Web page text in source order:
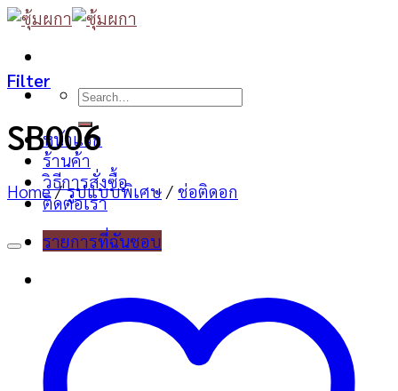
Skip
content
Search
หน้าแรก
ร้านค้า
วิธีการสั่งซื้อ
ติดต่อเรา
รายการที่ฉันชอบ
Filter
SB006
Home / รูปแบบพิเศษ / ช่อติดอก